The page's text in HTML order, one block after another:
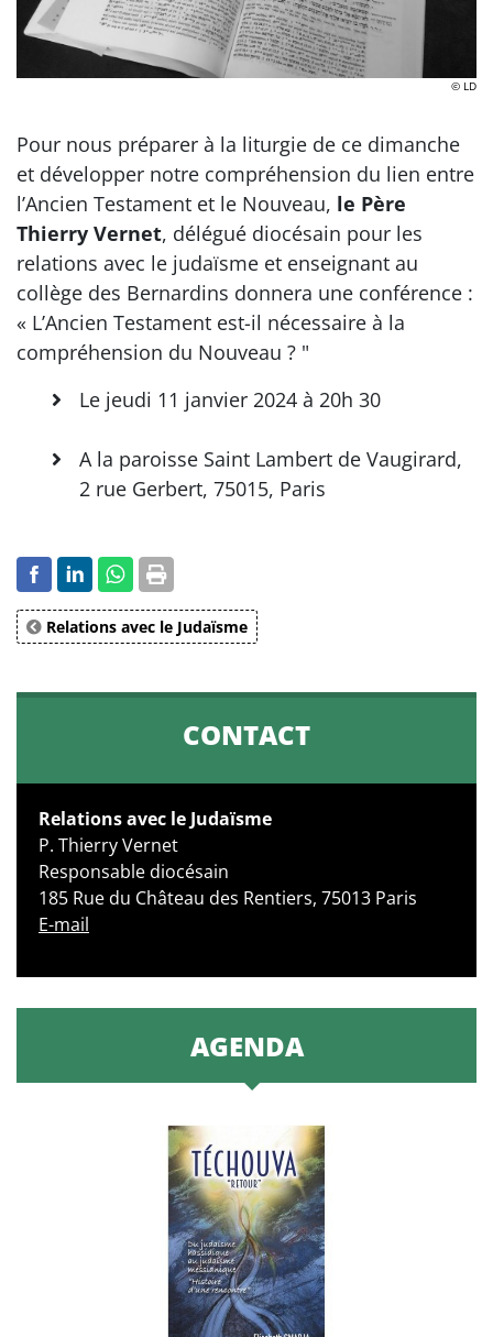
© LD
Pour nous préparer à la liturgie de ce dimanche
et développer notre compréhension du lien entre
l’Ancien Testament et le Nouveau, le Père
Thierry Vernet, délégué diocésain pour les
relations avec le judaïsme et enseignant au
collège des Bernardins donnera une conférence :
« L’Ancien Testament est-il nécessaire à la
compréhension du Nouveau ? "
Le jeudi 11 janvier 2024 à 20h 30
A la paroisse Saint Lambert de Vaugirard,
2 rue Gerbert, 75015, Paris
Relations avec le Judaïsme
CONTACT
Relations avec le Judaïsme
P. Thierry Vernet
Responsable diocésain
185 Rue du Château des Rentiers, 75013 Paris
E-mail
AGENDA